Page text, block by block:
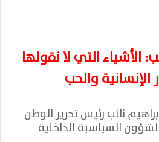
الأشياء التي لا نقولها
والحب
نائب رئيس تحرير الوطن
السياسية الداخلية